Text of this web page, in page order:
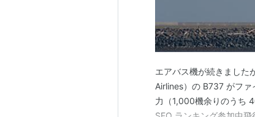
エアバス機が続きました
Airlines）の B737 がフ
力（1,000機余りのうち